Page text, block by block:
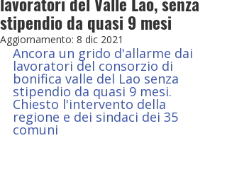
stipendio da quasi 9 mesi
Aggiornamento: 8 dic 2021
Ancora un grido d'allarme dai
lavoratori del consorzio di
bonifica valle del Lao senza
stipendio da quasi 9 mesi.
Chiesto l'intervento della
regione e dei sindaci dei 35
comuni